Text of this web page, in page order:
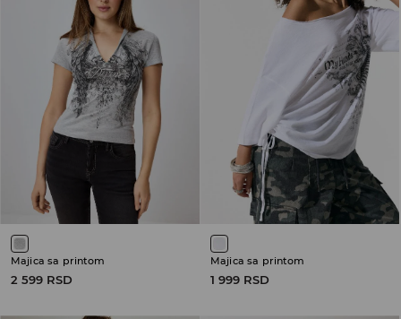
Majica sa printom
2 599 RSD
Majica sa printom
1 999 RSD